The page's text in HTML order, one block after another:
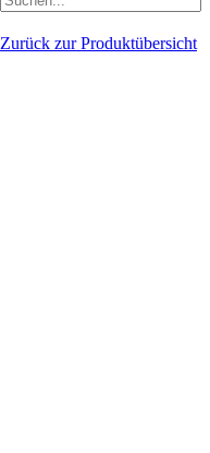
Zurück zur Produktübersicht